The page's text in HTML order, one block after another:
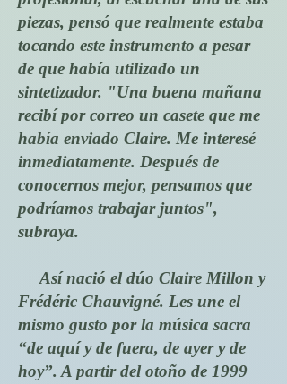
piezas, pensó que realmente estaba
tocando este instrumento a pesar
de que había utilizado un
sintetizador. "Una buena mañana
recibí por correo un casete que me
había enviado Claire. Me interesé
inmediatamente. Después de
conocernos mejor, pensamos que
podríamos trabajar juntos",
subraya.
Así nació el dúo Claire Millon y
Frédéric Chauvigné. Les une el
mismo gusto por la música sacra
“de aquí y de fuera, de ayer y de
hoy”. A partir del otoño de 1999